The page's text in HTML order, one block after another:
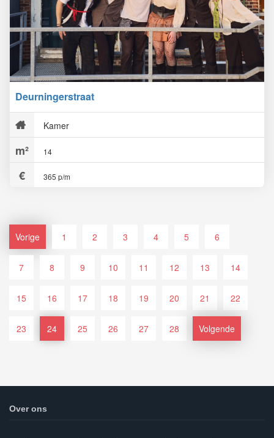
Deurningerstraat
Kamer
14
365 p/m
Vorige 1 2 3 4 5 6
7 8 9 10 11 12 13 14
15 16 17 18 19 20 21 22
23 24 25 26 27 28 Volgende
Over ons